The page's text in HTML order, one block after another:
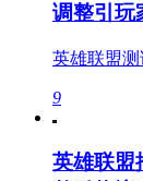
调整引玩
英雄联盟
9
英雄联盟